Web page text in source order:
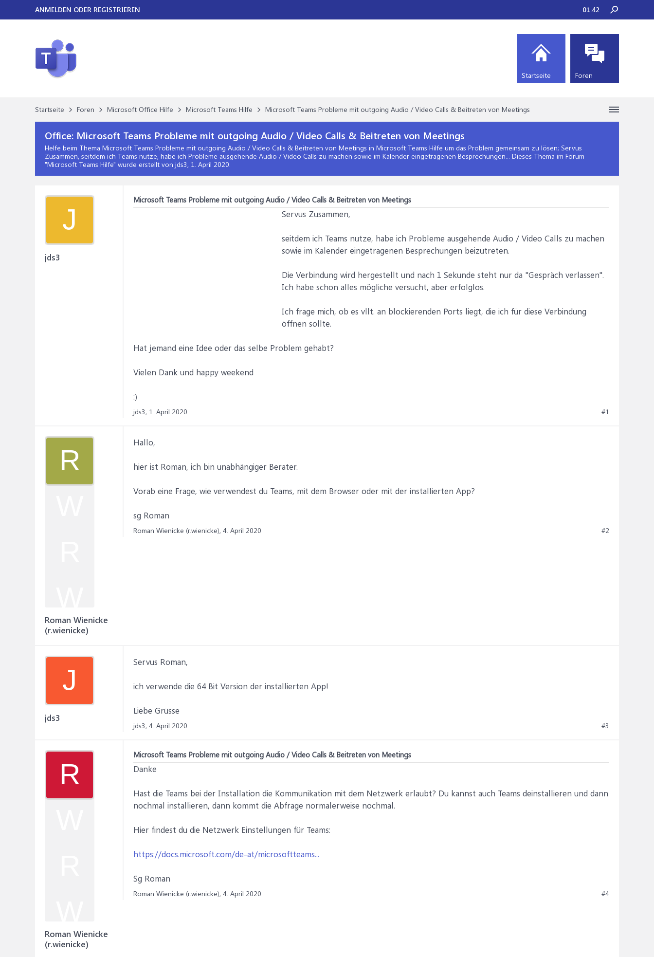
Startseite Foren Microsoft Office Hilfe Microsoft Teams Hilfe Microsoft Teams Probleme mit outgoing Audio / Video Calls & Beitreten von Meetings
Office: Microsoft Teams Probleme mit outgoing Audio / Video Calls & Beitreten von Meetings
Helfe beim Thema Microsoft Teams Probleme mit outgoing Audio / Video Calls & Beitreten von Meetings in Microsoft Teams Hilfe um das Problem gemeinsam zu lösen; Servus
Zusammen, seitdem ich Teams nutze, habe ich Probleme ausgehende Audio / Video Calls zu machen sowie im Kalender eingetragenen Besprechungen... Dieses Thema im Forum
"Microsoft Teams Hilfe" wurde erstellt von jds3, 1. April 2020.
J
jds3
Microsoft Teams Probleme mit outgoing Audio / Video Calls & Beitreten von Meetings
Servus Zusammen,
seitdem ich Teams nutze, habe ich Probleme ausgehende Audio / Video Calls zu machen
sowie im Kalender eingetragenen Besprechungen beizutreten.
Die Verbindung wird hergestellt und nach 1 Sekunde steht nur da "Gespräch verlassen".
Ich habe schon alles mögliche versucht, aber erfolglos.
Ich frage mich, ob es vllt. an blockierenden Ports liegt, die ich für diese Verbindung
öffnen sollte.
Hat jemand eine Idee oder das selbe Problem gehabt?
Vielen Dank und happy weekend
:)
jds3, 1. April 2020 #1
R
Roman Wienicke
(r.wienicke)
Hallo,
hier ist Roman, ich bin unabhängiger Berater.
Vorab eine Frage, wie verwendest du Teams, mit dem Browser oder mit der installierten App?
sg Roman
Roman Wienicke (r.wienicke), 4. April 2020 #2
J
jds3
Servus Roman,
ich verwende die 64 Bit Version der installierten App!
Liebe Grüsse
jds3, 4. April 2020 #3
R
Roman Wienicke
(r.wienicke)
Microsoft Teams Probleme mit outgoing Audio / Video Calls & Beitreten von Meetings
Danke
Hast die Teams bei der Installation die Kommunikation mit dem Netzwerk erlaubt? Du kannst auch Teams deinstallieren und dann
nochmal installieren, dann kommt die Abfrage normalerweise nochmal.
Hier findest du die Netzwerk Einstellungen für Teams:
https://docs.microsoft.com/de-at/microsoftteams...
Sg Roman
Roman Wienicke (r.wienicke), 4. April 2020 #4
ANMELDEN ODER REGISTRIEREN 01:42
Startseite Foren